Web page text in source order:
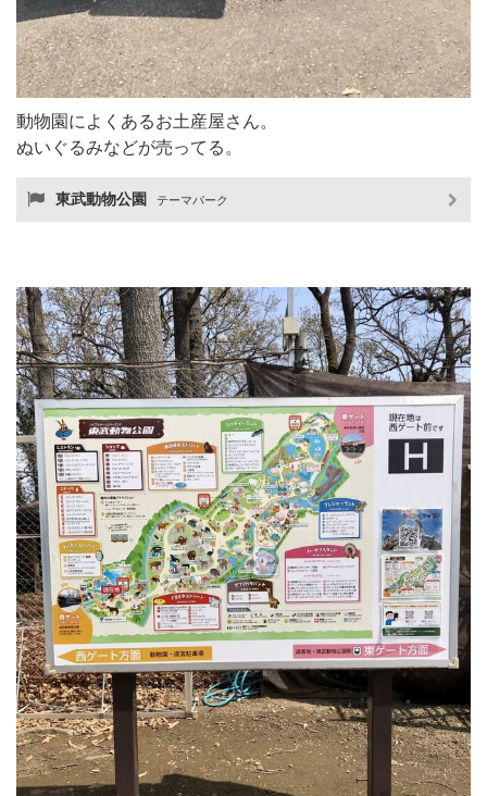
動物園によくあるお土産屋さん。
ぬいぐるみなどが売ってる。
東武動物公園 テーマパーク